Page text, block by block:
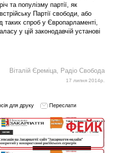
та популізму партії, як
Партії свободи, або
таких спроб у Європарламенті,
у цій законодавчій установі
Віталій Єреміца, Радіо Свобода
17 липня 2014р.
для друку Переслати